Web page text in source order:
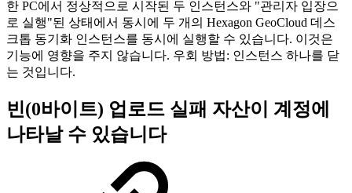
한 PC에서 정상적으로 시작된 두 인스턴스와 "관리자 입장으
로 실행"된 상태에서 동시에 두 개의 Hexagon GeoCloud 데스
크톱 동기화 인스턴스를 동시에 실행할 수 있습니다. 이것은
기능에 영향을 주지 않습니다. 우회 방법: 인스턴스 하나를 닫
는 것입니다.
빈(0바이트) 업로드 실패 자산이 계정에
나타날 수 있습니다